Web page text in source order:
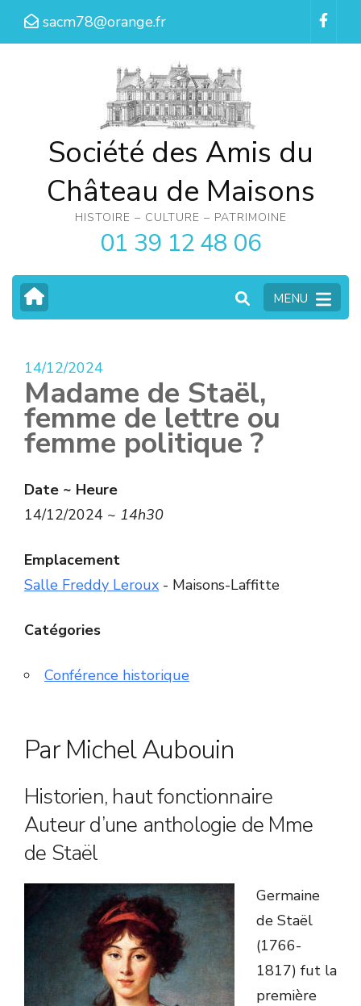
Aller
sacm78@orange.fr
Société des Amis du
Château de Maisons
HISTOIRE – CULTURE – PATRIMOINE
01 39 12 48 06
MENU
14/12/2024
Madame de Staël,
femme de lettre ou
femme politique ?
Date ~ Heure
14/12/2024 ~ 14h30
Emplacement
Salle Freddy Leroux - Maisons-Laffitte
Catégories
Conférence historique
Par Michel Aubouin
Historien, haut fonctionnaire
Auteur d’une anthologie de Mme
de Staël
Germaine
de Staël
(1766-
1817) fut la
première